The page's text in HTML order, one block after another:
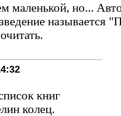
маленькой, но...
называется
книг
колец.